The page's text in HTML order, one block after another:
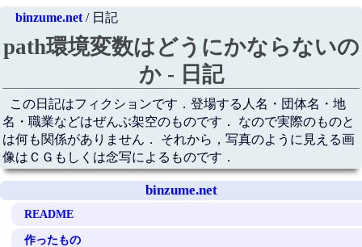
binzume.net/ 日記
path環境変数はどうにかならないの
か - 日記
この日記はフィクションです．登場する人名・団体名・地
名・職業などはぜんぶ架空のものです． なので実際のものと
は何も関係がありません． それから，写真のように見える画
像はＣＧもしくは念写によるものです．
binzume.net
README
作ったもの